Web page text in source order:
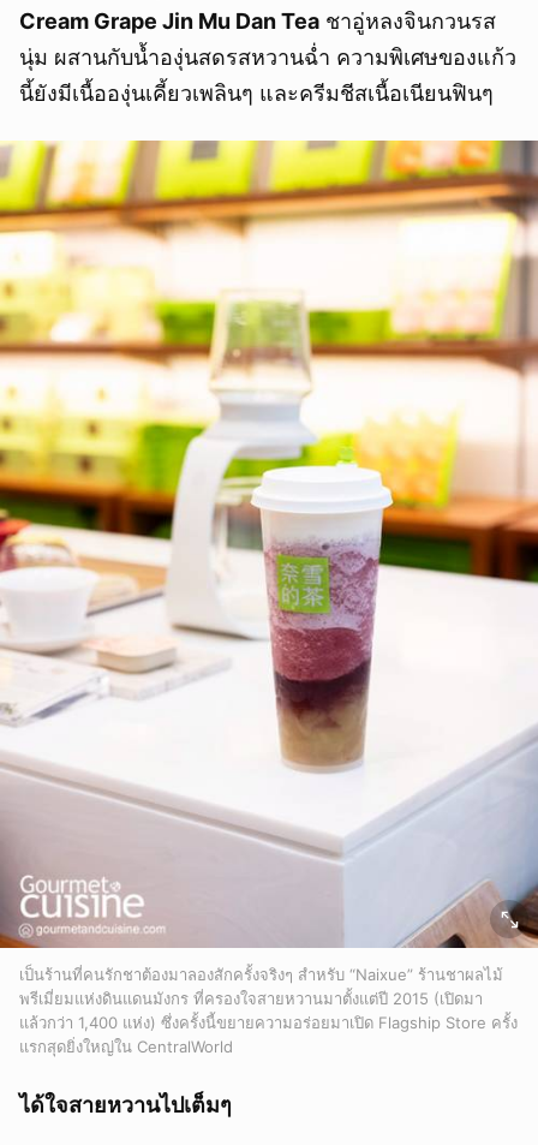
Cream Grape Jin Mu Dan Tea ชาอู่หลงจินกวนรส
นุ่ม ผสานกับน้ำองุ่นสดรสหวานฉ่ำ ความพิเศษของแก้ว
นี้ยังมีเนื้อองุ่นเคี้ยวเพลินๆ และครีมชีสเนื้อเนียนฟินๆ
เป็นร้านที่คนรักชาต้องมาลองสักครั้งจริงๆ สำหรับ “Naixue” ร้านชาผลไม้
พรีเมี่ยมแห่งดินแดนมังกร ที่ครองใจสายหวานมาตั้งแต่ปี 2015 (เปิดมา
แล้วกว่า 1,400 แห่ง) ซึ่งครั้งนี้ขยายความอร่อยมาเปิด Flagship Store ครั้ง
แรกสุดยิ่งใหญ่ใน CentralWorld
ได้ใจสายหวานไปเต็มๆ